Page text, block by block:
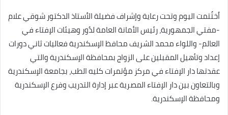
اُختُتمت اليوم وتحت رعاية وإشراف فضيلة الأستاذ الدكتور شوقي علام
-مفتي الجمهورية، رئيس الأمانة العامة لدُور وهيئات الإفتاء في
العالم- واللواء محمد الشريف محافظ الإسكندرية فعاليات ثاني دورات
إعداد وتأهيل المقبلين على الزواج بمحافظة الإسكندرية والتي
عقدتها دار الإفتاء في مركز مؤتمرات كليه الطب، بجامعة الإسكندرية
وبالتعاون بين دار الإفتاء المصرية عبر إدارة التدريب وفرع الإسكندرية
ومحافظة الإسكندرية.